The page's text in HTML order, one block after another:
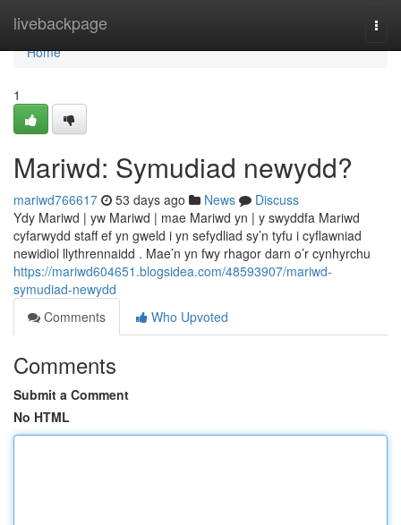
livebackpage
Home
Home
1
Mariwd: Symudiad newydd?
mariwd766617 53 days ago News
Discuss
Ydy Mariwd | yw Mariwd | mae Mariwd yn | y swyddfa Mariwd
cyfarwydd staff ef yn gweld i yn sefydliad sy’n tyfu i cyflawniad
newidiol llythrennaidd . Mae’n yn fwy rhagor darn o’r cynhyrchu
https://mariwd604651.blogsidea.com/48593907/mariwd-
symudiad-newydd
Comments
Who Upvoted
Comments
Submit a Comment
No HTML